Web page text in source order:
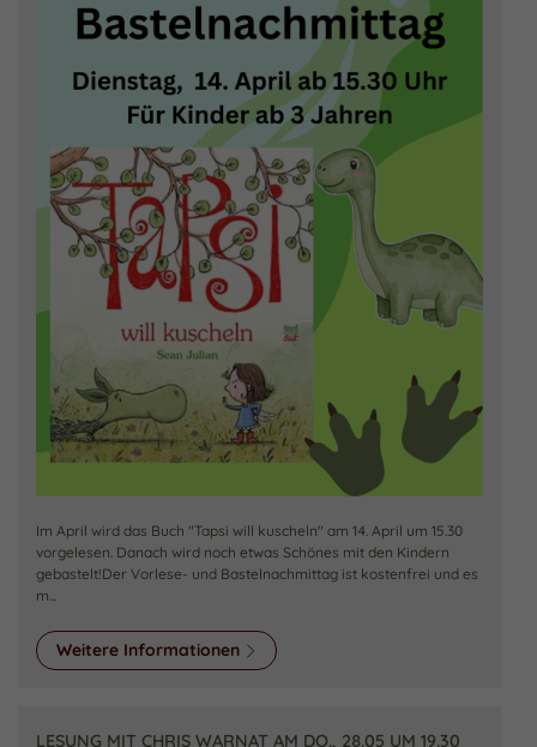
Im April wird das Buch "Tapsi will kuscheln" am 14. April um 15.30
vorgelesen. Danach wird noch etwas Schönes mit den Kindern
gebastelt!Der Vorlese- und Bastelnachmittag ist kostenfrei und es
m...
Weitere Informationen
LESUNG MIT CHRIS WARNAT AM DO., 28.05 UM 19.30